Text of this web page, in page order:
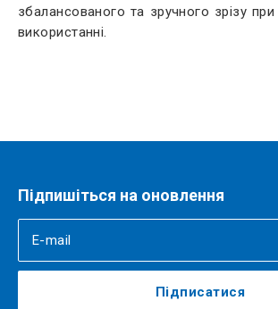
збалансованого та зручного зрізу
використанні.
Підпишіться на оновлення
Підписатися